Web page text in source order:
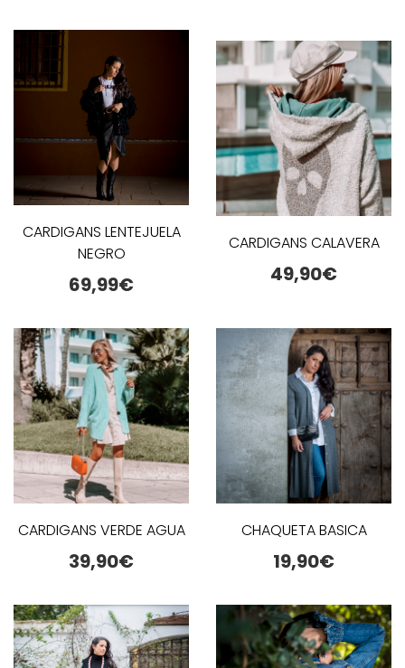
CARDIGANS LENTEJUELA
NEGRO
69,99€
CARDIGANS CALAVERA
49,90€
CARDIGANS VERDE AGUA
39,90€
CHAQUETA BASICA
19,90€